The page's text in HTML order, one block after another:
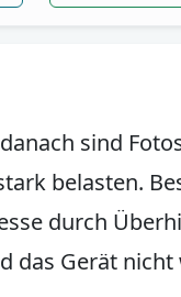
sind
belasten.
durch
das Gerät